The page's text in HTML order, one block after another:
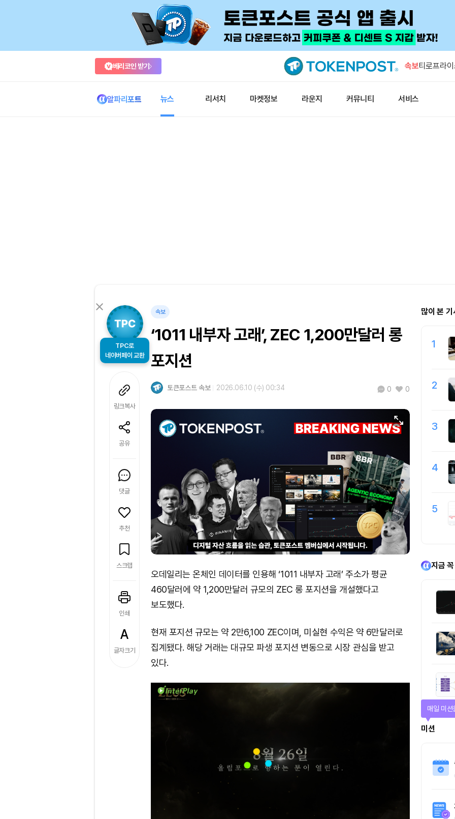
베리코인 받기 속보
고래, 하이
티로프라
알파리포트 뉴스 리서치 마켓정보 라운지 커뮤니티 서비스
네이버페이 교환
링크복사
공유
댓글
추천
스크랩
인쇄
글자크기
속보
‘1011 내부자 고래’, ZEC 1,200만달러 롱
포지션
토큰포스트 속보 2026.06.10 (수) 00:34 0 0
오데일리는 온체인 데이터를 인용해 ‘1011 내부자 고래’ 주소가 평균
460달러에 약 1,200만달러 규모의 ZEC 롱 포지션을 개설했다고
보도했다.
현재 포지션 규모는 약 2만6,100 ZEC이며, 미실현 수익은 약 6만달러로
집계됐다. 해당 거래는 대규모 파생 포지션 변동으로 시장 관심을 받고
있다.
많이 본 기
1
2
3
4
5
지금
미션
매일 미션